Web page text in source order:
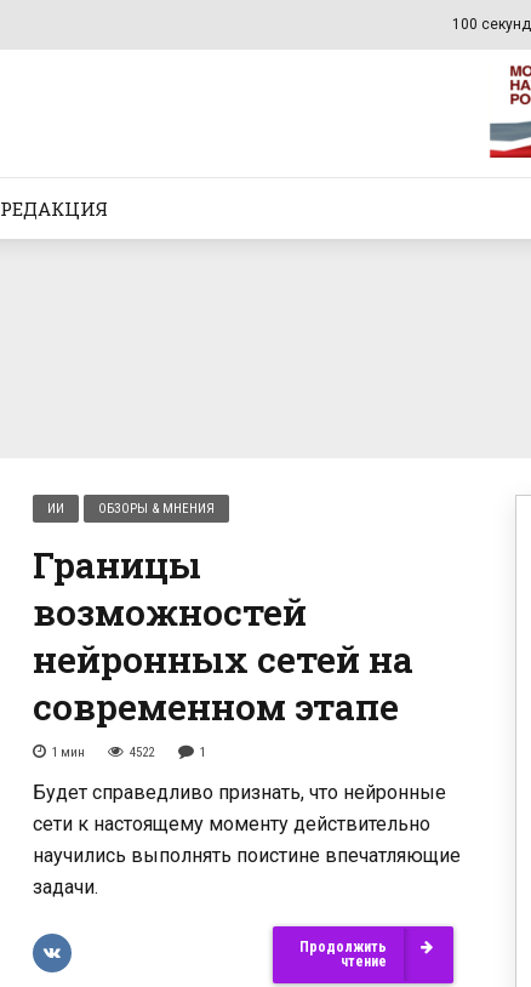
100 секунд
РЕДАКЦИЯ
ИИ ОБЗОРЫ & МНЕНИЯ
Границы
возможностей
нейронных сетей на
современном этапе
1 мин 4522 1
Будет справедливо признать, что нейронные
сети к настоящему моменту действительно
научились выполнять поистине впечатляющие
задачи.
Продолжить
чтение